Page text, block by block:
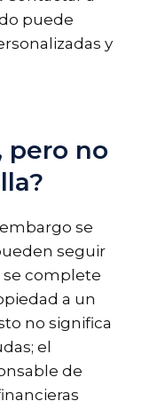
puede
y
pero no
se
seguir
se complete
a un
no significa
el
de